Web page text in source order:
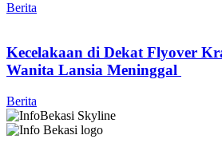
Berita
Kecelakaan di Dekat Flyover
Wanita Lansia Meninggal
Berita